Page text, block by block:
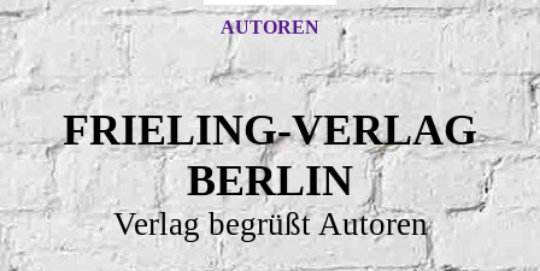
AUTOREN
FRIELING-VERLAG
BERLIN
Verlag begrüßt Autoren